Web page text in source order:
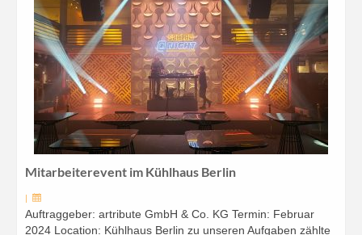
Mitarbeiterevent im Kühlhaus Berlin
|
Auftraggeber: artribute GmbH & Co. KG Termin: Februar
2024 Location: Kühlhaus Berlin zu unseren Aufgaben zählte